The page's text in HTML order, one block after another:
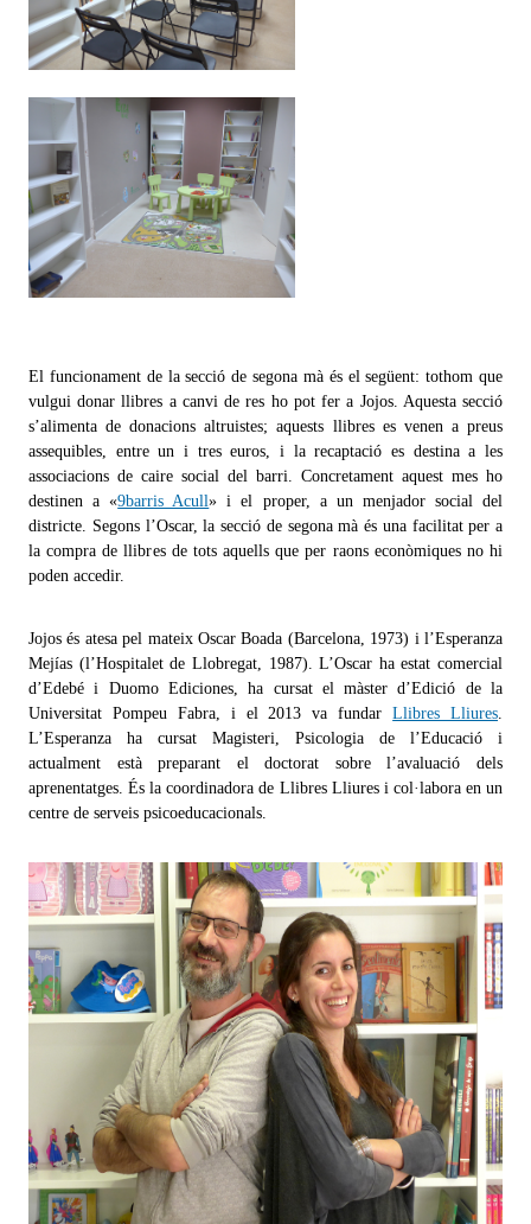
El funcionament de la secció de segona mà és el següent: tothom que
vulgui donar llibres a canvi de res ho pot fer a Jojos. Aquesta secció
s’alimenta de donacions altruistes; aquests llibres es venen a preus
assequibles, entre un i tres euros, i la recaptació es destina a les
associacions de caire social del barri. Concretament aquest mes ho
destinen a «9barris Acull» i el proper, a un menjador social del
districte. Segons l’Oscar, la secció de segona mà és una facilitat per a
la compra de llibres de tots aquells que per raons econòmiques no hi
poden accedir.
Jojos és atesa pel mateix Oscar Boada (Barcelona, 1973) i l’Esperanza
Mejías (l’Hospitalet de Llobregat, 1987). L’Oscar ha estat comercial
d’Edebé i Duomo Ediciones, ha cursat el màster d’Edició de la
Universitat Pompeu Fabra, i el 2013 va fundarLlibres Lliures
L’Esperanza ha cursat Magisteri, Psicologia de l’Educació i
actualment està preparant el doctorat sobre l’avaluació dels
aprenentatges. És la coordinadora de Llibres Lliures i col·labora en un
centre de serveis psicoeducacionals.